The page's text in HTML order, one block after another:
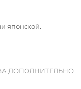
японской.
ДОПОЛНИТЕЛЬНО